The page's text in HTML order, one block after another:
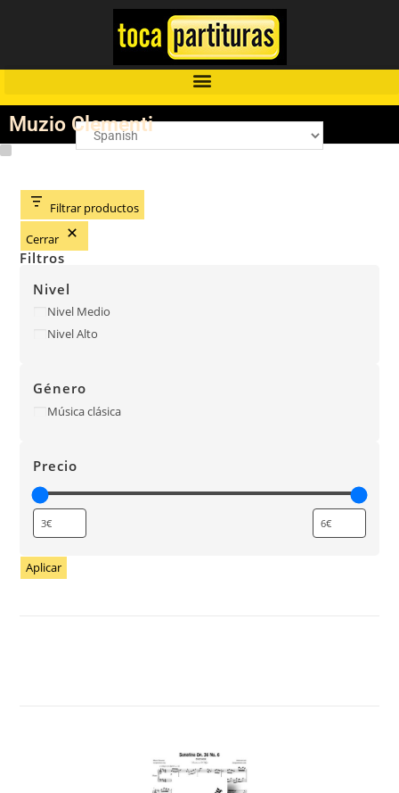
Muzio Clementi
Filtrar productos
Cerrar
Filtros
Nivel
Nivel Medio
Nivel Alto
Género
Música clásica
Precio
Aplicar